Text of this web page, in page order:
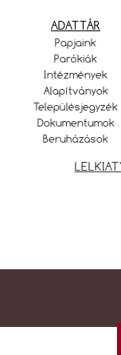
ADATTÁR
Papjaink
Parókiák
Intézmények
Alapítványok
Településjegyzék
Dokumentumok
Beruházások